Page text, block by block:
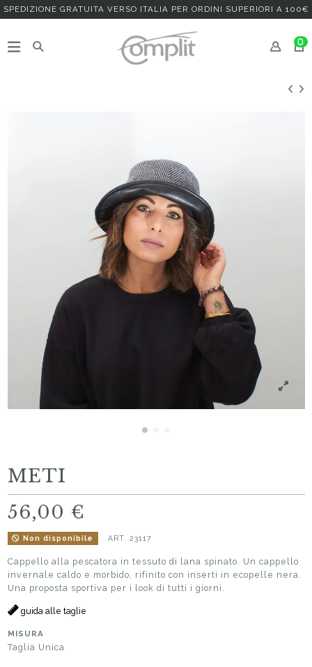
SPEDIZIONE GRATUITA VERSO ITALIA PER ORDINI SUPERIORI A 100€
0
METI
56,00 €
Non disponibile ART. 23117
Cappello alla pescatora in tessuto di lana spinato. Un cappello
invernale caldo e morbido, rifinito con inserti in ecopelle nera.
Una proposta sportiva per i look di tutti i giorni.
guida alle taglie
MISURA
Taglia Unica